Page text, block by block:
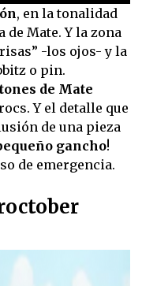
, en la tonalidad
Mate. Y la zona
-los ojos- y la
o pin.
de Mate
Y el detalle que
de una pieza
gancho!
de emergencia.